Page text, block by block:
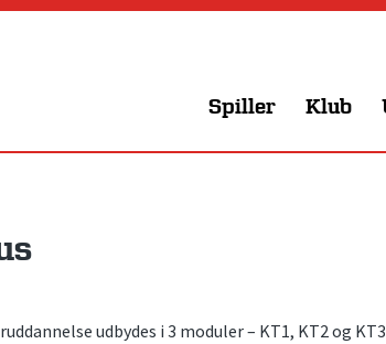
Spiller Klub
udbydes i 3 moduler – KT1, KT2 og